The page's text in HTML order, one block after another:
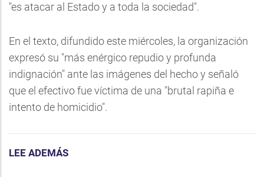
"es atacar al Estado y a toda la sociedad".
En el texto, difundido este miércoles, la organización
expresó su "más enérgico repudio y profunda
indignación" ante las imágenes del hecho y señaló
que el efectivo fue víctima de una "brutal rapiña e
intento de homicidio".
LEE ADEMÁS